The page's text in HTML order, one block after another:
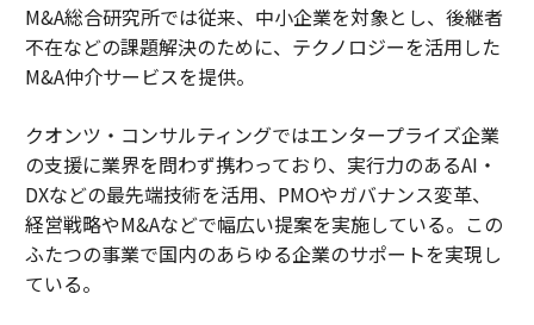
M&A総合研究所では従来、中小企業を対象とし、後継者
不在などの課題解決のために、テクノロジーを活用した
M&A仲介サービスを提供。
クオンツ・コンサルティングではエンタープライズ企業
の支援に業界を問わず携わっており、実行力のあるAI・
DXなどの最先端技術を活用、PMOやガバナンス変革、
経営戦略やM&Aなどで幅広い提案を実施している。この
ふたつの事業で国内のあらゆる企業のサポートを実現し
ている。